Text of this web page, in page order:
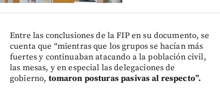
Entre las conclusiones de la FIP en su documento, se
cuenta que “mientras que los grupos se hacían más
fuertes y continuaban atacando a la población civil,
las mesas, y en especial las delegaciones de
gobierno, tomaron posturas pasivas al respecto”.